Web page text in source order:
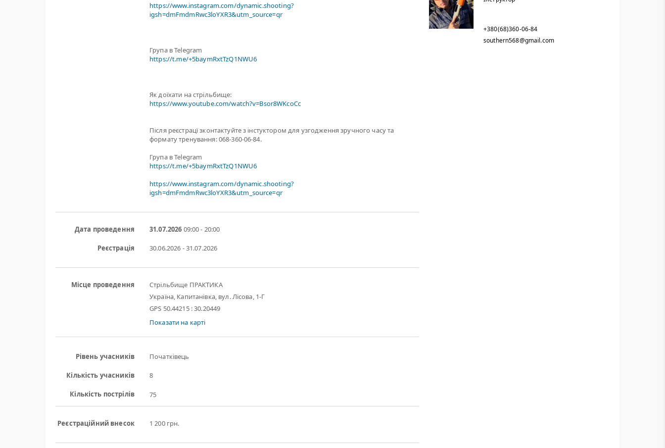
https://www.instagram.com/dynamic.shooting?
igsh=dmFmdmRwc3loYXR3&utm_source=qr
Група в Telegram
https://t.me/+5baymRxtTzQ1NWU6
Як доїхати на стрільбище:
https://www.youtube.com/watch?v=Bsor8WKcoCc
Після реєстрацї зконтактуйте з інстуктором для узгодження зручного часу та
формату тренування: 068-360-06-84.
Група в Telegram
https://t.me/+5baymRxtTzQ1NWU6
https://www.instagram.com/dynamic.shooting?
igsh=dmFmdmRwc3loYXR3&utm_source=qr
Дата проведення 31.07.2026 09:00 - 20:00
Реєстрація 30.06.2026 - 31.07.2026
Місце проведення
Стрільбище ПРАКТИКА
Україна, Капитанівка, вул. Лісова, 1-Г
GPS 50.44215 : 30.20449
Показати на карті
Рівень учасників Початківець
Кількість учасників 8
Кількість пострілів 75
Реєстраційний внесок 1 200 грн.
+380(68)360-06-84
southern568@gmail.com